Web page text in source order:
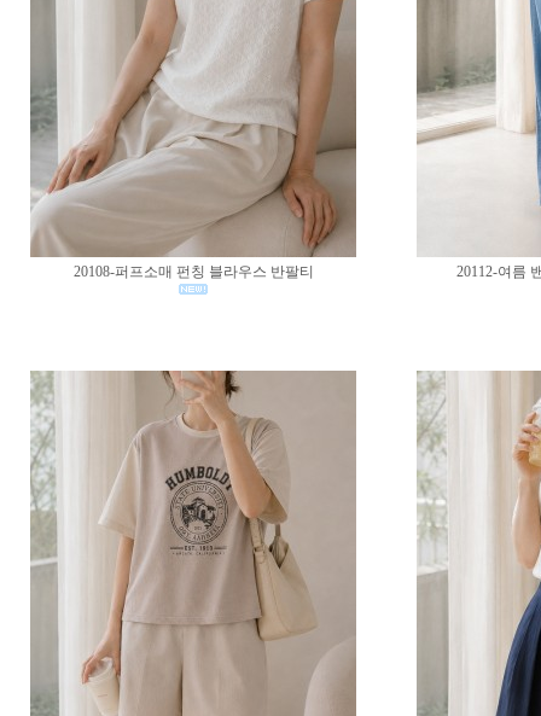
20108-퍼프소매 펀칭 블라우스 반팔티 20112-여름